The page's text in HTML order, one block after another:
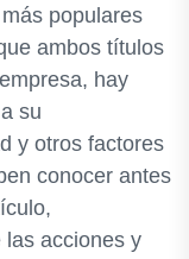
populares
ambos títulos
hay
su
y otros factores
conocer antes
las acciones y